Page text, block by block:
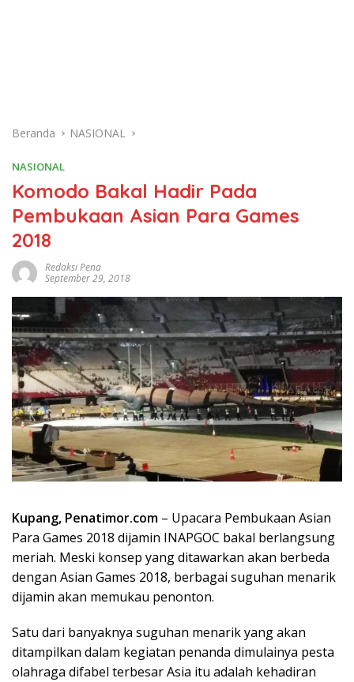
Beranda NASIONAL
NASIONAL
Komodo Bakal Hadir Pada
Pembukaan Asian Para Games
2018
Redaksi Pena
September 29, 2018
Kupang, Penatimor.com – Upacara Pembukaan Asian
Para Games 2018 dijamin INAPGOC bakal berlangsung
meriah. Meski konsep yang ditawarkan akan berbeda
dengan Asian Games 2018, berbagai suguhan menarik
dijamin akan memukau penonton.
Satu dari banyaknya suguhan menarik yang akan
ditampilkan dalam kegiatan penanda dimulainya pesta
olahraga difabel terbesar Asia itu adalah kehadiran